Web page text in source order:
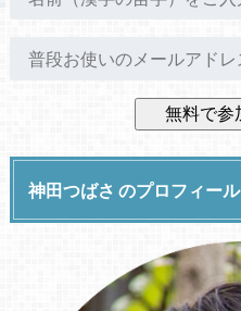
神田つばさ のプロフィール